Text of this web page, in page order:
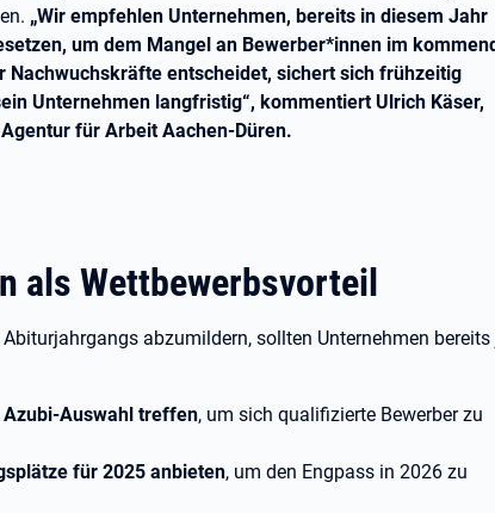
„Wir empfehlen Unternehmen, bereits in diesem Jahr
um dem Mangel an Bewerber*innen im
Nachwuchskräfte entscheidet, sichert sich frühzeitig
Unternehmen langfristig“, kommentiert Ulrich Käser,
für Arbeit Aachen-Düren.
als Wettbewerbsvorteil
abzumildern, sollten Unternehmen
Azubi-Auswahl treffen, um sich qualifizierte Bewerber zu
für 2025 anbieten, um den Engpass in 2026 zu